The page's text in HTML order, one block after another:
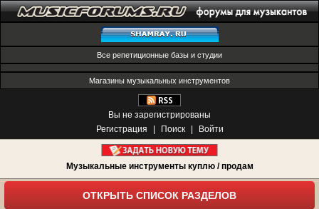
Все репетиционные базы и студии
Магазины музыкальных инструментов
Вы не зарегистрированы
Регистрация
Поиск Войти
Музыкальные инструменты куплю / продам
ОТКРЫТЬ СПИСОК РАЗДЕЛОВ